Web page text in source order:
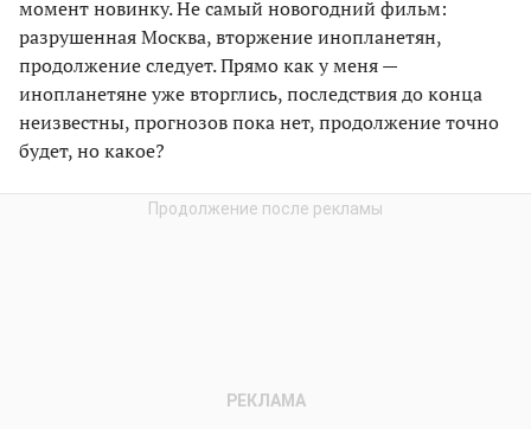
момент новинку. Не самый новогодний фильм:
разрушенная Москва, вторжение инопланетян,
продолжение следует. Прямо как у меня —
инопланетяне уже вторглись, последствия до конца
неизвестны, прогнозов пока нет, продолжение точно
будет, но какое?